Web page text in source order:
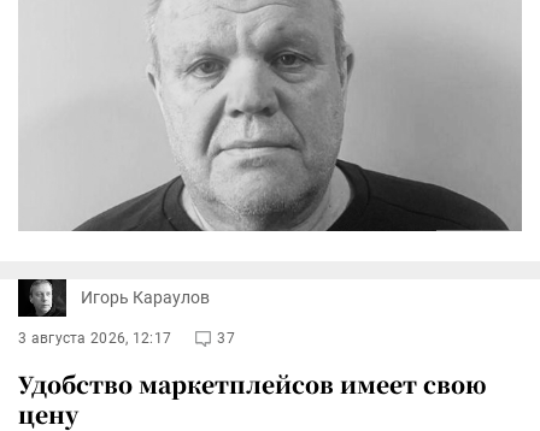
Игорь Караулов
3 августа 2026, 12:17 37
Удобство маркетплейсов имеет свою
цену